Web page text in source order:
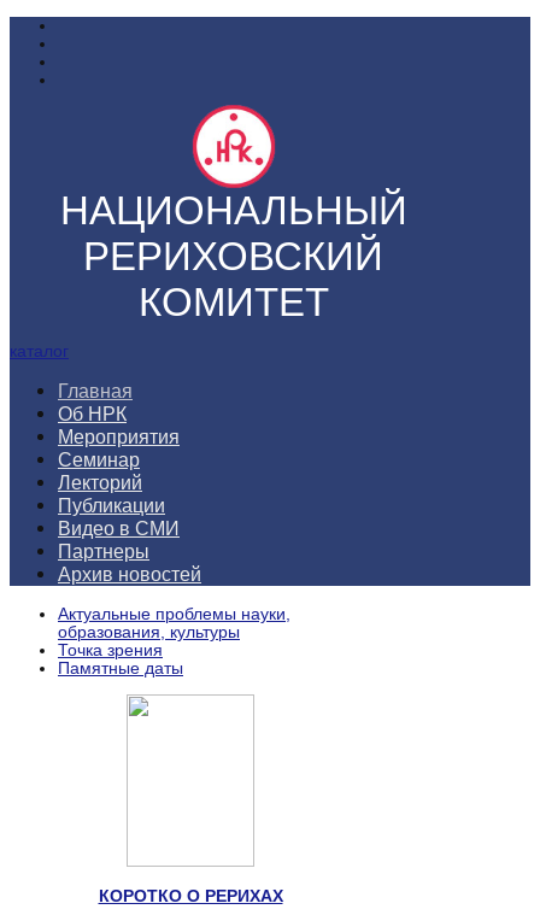
НАЦИОНАЛЬНЫЙ
РЕРИХОВСКИЙ
КОМИТЕТ
каталог
Главная
Об НРК
Мероприятия
Семинар
Лекторий
Публикации
Видео в СМИ
Партнеры
Архив новостей
Актуальные проблемы науки,
образования, культуры
Точка зрения
Памятные даты
КОРОТКО О РЕРИХАХ